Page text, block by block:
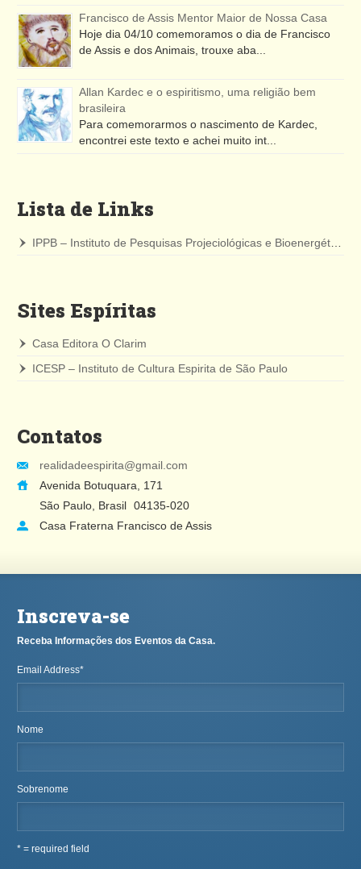
Francisco de Assis Mentor Maior de Nossa Casa
Hoje dia 04/10 comemoramos o dia de Francisco
de Assis e dos Animais, trouxe aba...
Allan Kardec e o espiritismo, uma religião bem
brasileira
Para comemorarmos o nascimento de Kardec,
encontrei este texto e achei muito int...
Lista de Links
IPPB – Instituto de Pesquisas Projeciológicas e Bioenergéticas
Sites Espíritas
Casa Editora O Clarim
ICESP – Instituto de Cultura Espirita de São Paulo
Contatos
realidadeespirita@gmail.com
Avenida Botuquara, 171
São Paulo, Brasil 04135-020
Casa Fraterna Francisco de Assis
Inscreva-se
Receba Informações dos Eventos da Casa.
Email Address*
Nome
Sobrenome
* = required field